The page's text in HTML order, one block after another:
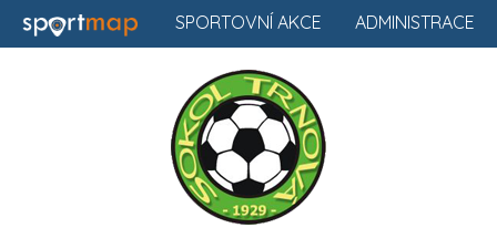
ADMINISTRACE
SPORTOVNÍ AKCE